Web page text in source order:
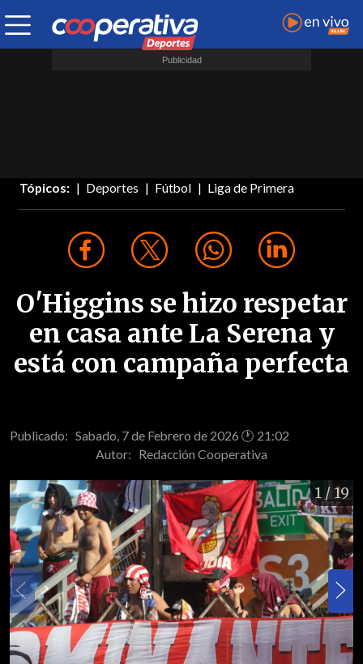
Tópicos: Deportes Fútbol Liga de Primera
O'Higgins se hizo respetar
en casa ante La Serena y
está con campaña perfecta
Publicado: Sabado, 7 de Febrero de 2026 🕐 21:02
Autor: Redacción Cooperativa
1 / 19